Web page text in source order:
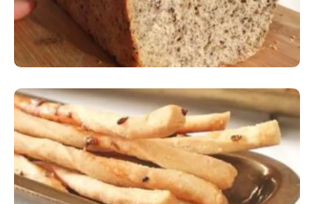
Comer Bem: Palitinhos De Cebola E Salsa